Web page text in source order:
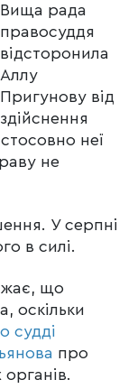
Вища рада
правосуддя
відсторонила
Аллу
Пригунову від
здійснення
неї
не
У серпні
в силі.
що
оскільки
судді
про
органів.